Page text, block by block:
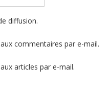
diffusion.
commentaires par e-mail.
articles par e-mail.